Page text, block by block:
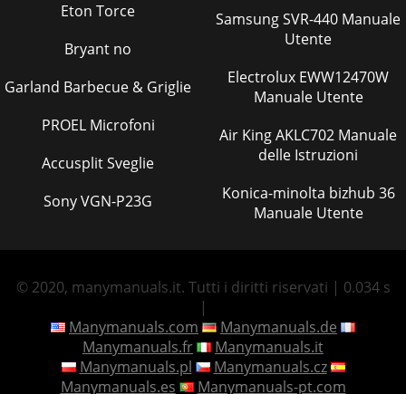
Eton Torce
Bryant no
Garland Barbecue & Griglie
PROEL Microfoni
Accusplit Sveglie
Sony VGN-P23G
Samsung SVR-440 Manuale
Utente
Electrolux EWW12470W
Manuale Utente
Air King AKLC702 Manuale
delle Istruzioni
Konica-minolta bizhub 36
Manuale Utente
© 2020, manymanuals.it. Tutti i diritti riservati | 0.034 s
|
Manymanuals.com
Manymanuals.de
Manymanuals.fr
Manymanuals.it
Manymanuals.pl
Manymanuals.cz
Manymanuals.es
Manymanuals-pt.com